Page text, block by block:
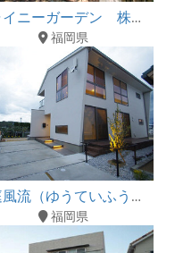
シャイニーガーデン 株式会社二光
福岡県
遊庭風流（ゆうていふうりゅう）
福岡県